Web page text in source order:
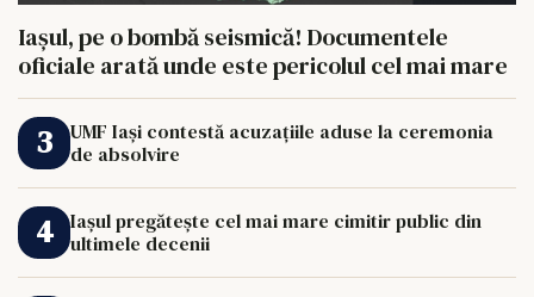
Iașul, pe o bombă seismică! Documentele
oficiale arată unde este pericolul cel mai mare
UMF Iași contestă acuzațiile aduse la ceremonia
de absolvire
Iașul pregătește cel mai mare cimitir public din
ultimele decenii